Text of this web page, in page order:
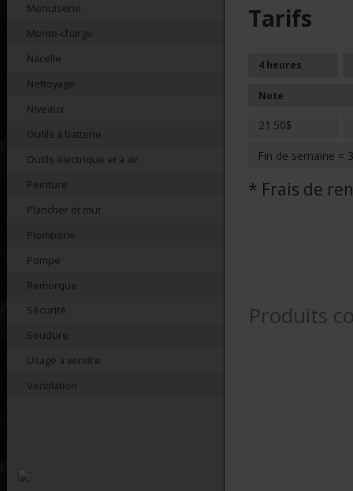
Menuiserie
Monte-charge
Nacelle
Nettoyage
Niveaux
Outils à batterie
Outils électrique et à air
Peinture
Plancher et mur
Plomberie
Pompe
Remorque
Sécurité
Soudure
Usagé à vendre
Ventilation
Tarifs
4 heures
Note
21.50$
Fin de semaine =
* Frais de
Produits